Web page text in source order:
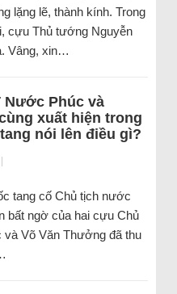
lặng lẽ, thành kính. Trong
cựu Thủ tướng Nguyễn
Vâng, xin…
Nước Phúc và
xuất hiện trong
nói lên điều gì?
|
tang cố Chủ tịch nước
bất ngờ của hai cựu Chủ
Võ Văn Thưởng đã thu